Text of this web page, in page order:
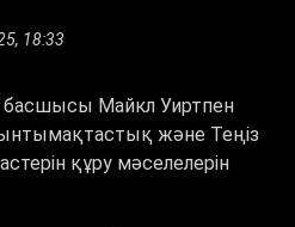
18:33
басшысы Майкл Уиртпен
және Теңіз
құру мәселелерін